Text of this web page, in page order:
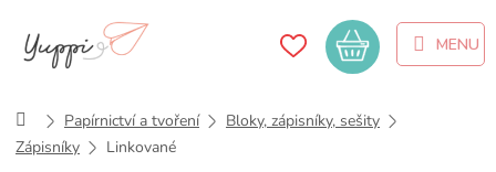
obsah
Nákupní
košík
DomůPapírnictví a tvoření
Bloky, zápisníky, sešity
Zápisníky
Linkované